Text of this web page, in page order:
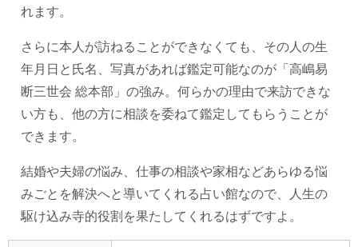
れます。
さらに本人が訪ねることができなくても、その人の生
年月日と氏名、写真があれば鑑定可能なのが「高嶋易
断三世会 総本部」の強み。何らかの理由で来訪できな
い方も、他の方に相談を委ねて鑑定してもらうことが
できます。
結婚や夫婦の悩み、仕事の相談や家相などあらゆる悩
みごとを解決へと導いてくれる占い館なので、人生の
駆け込み寺的役割を果たしてくれるはずですよ。